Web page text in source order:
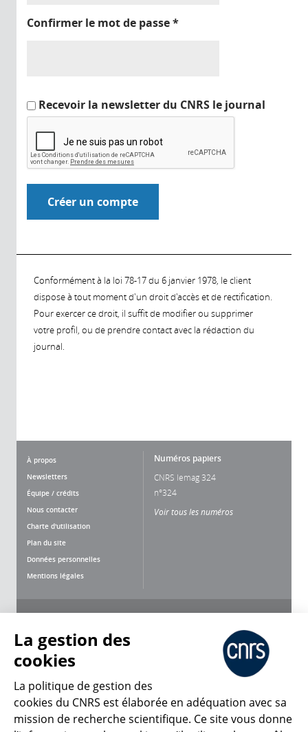
Confirmer le mot de passe*
Recevoir la newsletter du CNRS le journal
Conformément à la loi 78-17 du 6 janvier 1978, le client
dispose à tout moment d'un droit d'accès et de rectification.
Pour exercer ce droit, il suffit de modifier ou supprimer
votre profil, ou de prendre contact avec la rédaction du
journal.
À propos
Newsletters
Équipe / crédits
Nous contacter
Charte d'utilisation
Plan du site
Données personnelles
Mentions légales
Numéros papiers
CNRS lemag 324
n°324
Voir tous les numéros
CNRS Le Mag
La gestion des
cookies
La politique de gestion des
cookies du CNRS est élaborée en adéquation avec sa
mission de recherche scientifique. Ce site vous donne